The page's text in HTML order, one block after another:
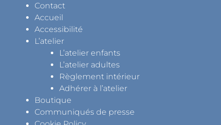
Contact
Accueil
Accessibilité
L’atelier
L’atelier enfants
L’atelier adultes
Règlement intérieur
Adhérer à l’atelier
Boutique
Communiqués de presse